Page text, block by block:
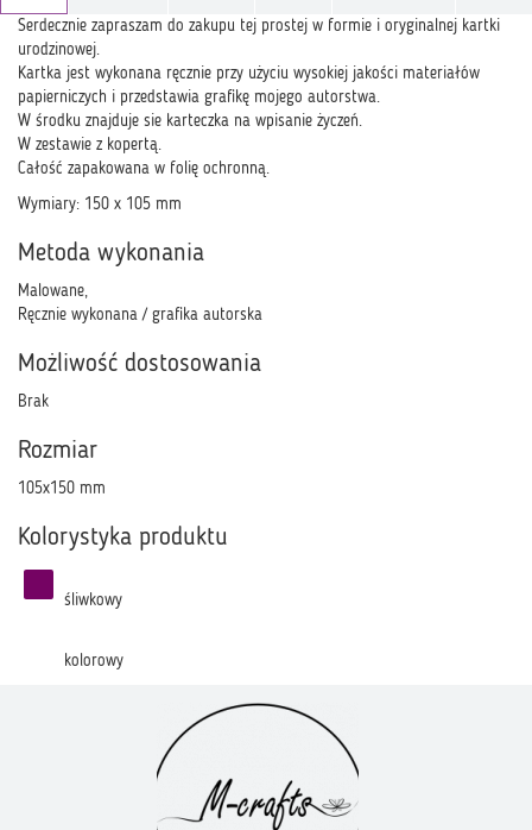
Serdecznie zapraszam do zakupu tej prostej w formie i oryginalnej kartki
urodzinowej.
Kartka jest wykonana ręcznie przy użyciu wysokiej jakości materiałów
papierniczych i przedstawia grafikę mojego autorstwa.
W środku znajduje sie karteczka na wpisanie życzeń.
W zestawie z kopertą.
Całość zapakowana w folię ochronną.
Wymiary: 150 x 105 mm
Metoda wykonania
Malowane,
Ręcznie wykonana / grafika autorska
Możliwość dostosowania
Brak
Rozmiar
105x150 mm
Kolorystyka produktu
śliwkowy
kolorowy